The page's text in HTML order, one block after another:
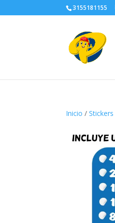
3155181155
Inicio /Stickers